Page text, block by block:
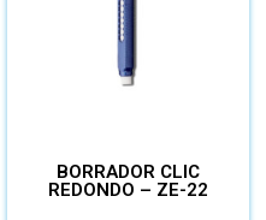
BORRADOR CLIC
REDONDO – ZE-22